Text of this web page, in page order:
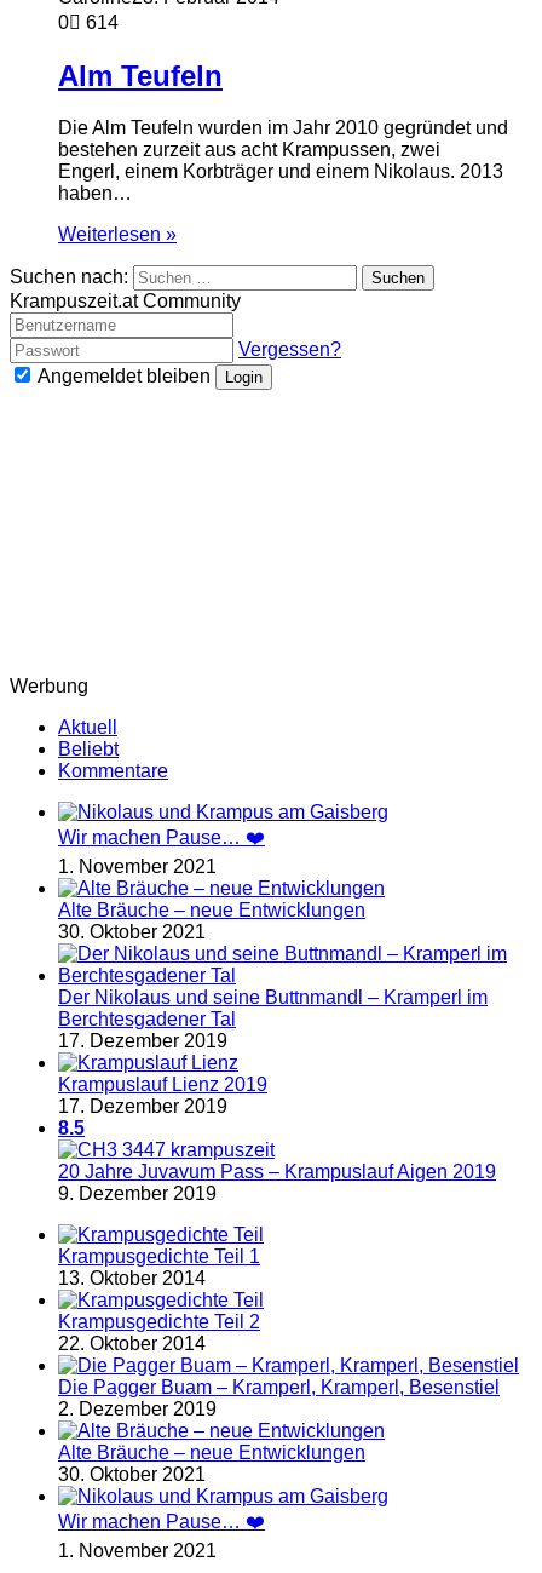
0
614
Alm Teufeln
Die Alm Teufeln wurden im Jahr 2010 gegründet und
bestehen zurzeit aus acht Krampussen, zwei
Engerl, einem Korbträger und einem Nikolaus. 2013
haben…
Weiterlesen »
Suchen nach:
Krampuszeit.at Community
Vergessen?
Angemeldet bleiben
Login
Werbung
Aktuell
Beliebt
Kommentare
Wir machen Pause… ❤️
1. November 2021
Alte Bräuche – neue Entwicklungen
30. Oktober 2021
Der Nikolaus und seine Buttnmandl – Kramperl im
Berchtesgadener Tal
17. Dezember 2019
Krampuslauf Lienz 2019
17. Dezember 2019
8.5
20 Jahre Juvavum Pass – Krampuslauf Aigen 2019
9. Dezember 2019
Krampusgedichte Teil 1
13. Oktober 2014
Krampusgedichte Teil 2
22. Oktober 2014
Die Pagger Buam – Kramperl, Kramperl, Besenstiel
2. Dezember 2019
Alte Bräuche – neue Entwicklungen
30. Oktober 2021
Wir machen Pause… ❤️
1. November 2021